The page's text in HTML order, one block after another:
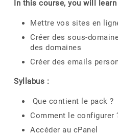
In this course, you will learn
Mettre vos sites en
Créer des sous-
des domaines
Créer des emails
Syllabus :
Que contient le pack ?
Comment le configurer
Accéder au cPanel